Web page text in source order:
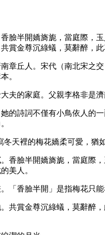
臉半開嬌旖旎，當庭際，玉
賞金尊沉綠蟻，莫辭醉，此
章丘人。宋代（南北宋之
。
夫的家庭。父親李格非是
的詩詞不僅有小鳥依人的
天裡的梅花嬌柔可愛，猶
香臉半開嬌旖旎，當庭
美人。
「香臉半開」是指梅花只
。共賞金尊沉綠蟻，莫辭